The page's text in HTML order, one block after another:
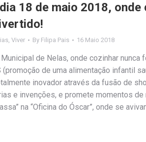
18 de maio 2018, onde
, Viver By Filipa Pais 16 Maio 2018
de Nelas, onde cozinhar nunca
(promoção de uma alimentação infantil
inovador através da fusão de
e invenções, e promete momentos de
na “Oficina do Óscar”, onde se